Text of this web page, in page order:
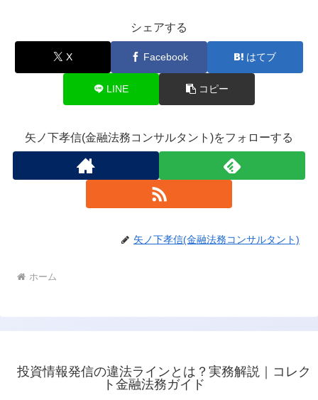
シェアする
X Facebook はてブ
LINE コピー
矢ノ下孝信(金融法務コンサルタント)をフォローする
矢ノ下孝信(金融法務コンサルタント)
ホーム
投資情報発信の違法ラインとは？実務解説｜コレク
ト金融法務ガイド